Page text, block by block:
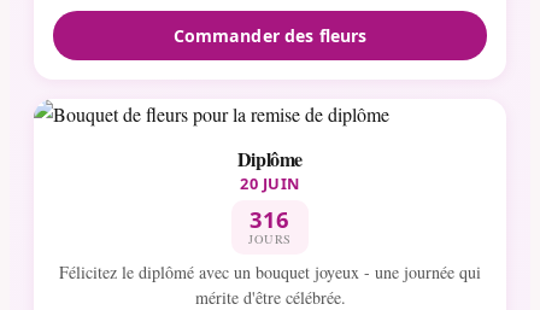
Commander des fleurs
Diplôme
20 JUIN
316
JOURS
Félicitez le diplômé avec un bouquet joyeux - une journée qui
mérite d'être célébrée.